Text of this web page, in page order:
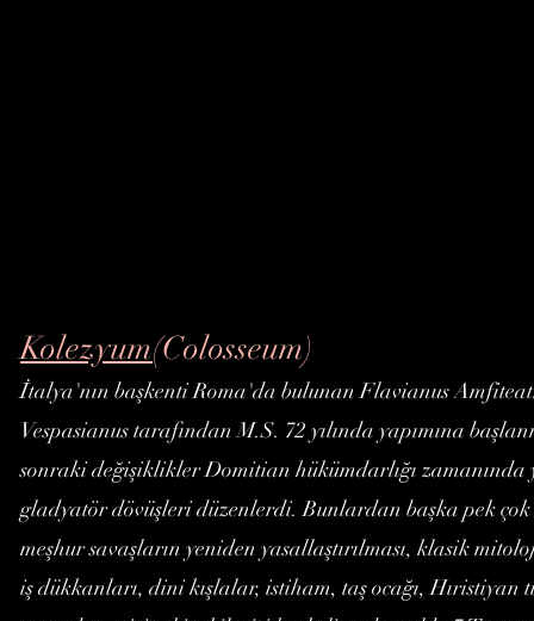
Kolezyum(Colosseum)
İtalya'nın başkenti Roma'da bulunan Flavianus
Vespasianus tarafından M.S. 72 yılında yapımına
sonraki değişiklikler Domitian hükümdarlığı
gladyatör dövüşleri düzenlerdi. Bunlardan başka pek
meşhur savaşların yeniden yasallaştırılması, klasik
iş dükkanları, dini kışlalar, istiham, taş ocağı,